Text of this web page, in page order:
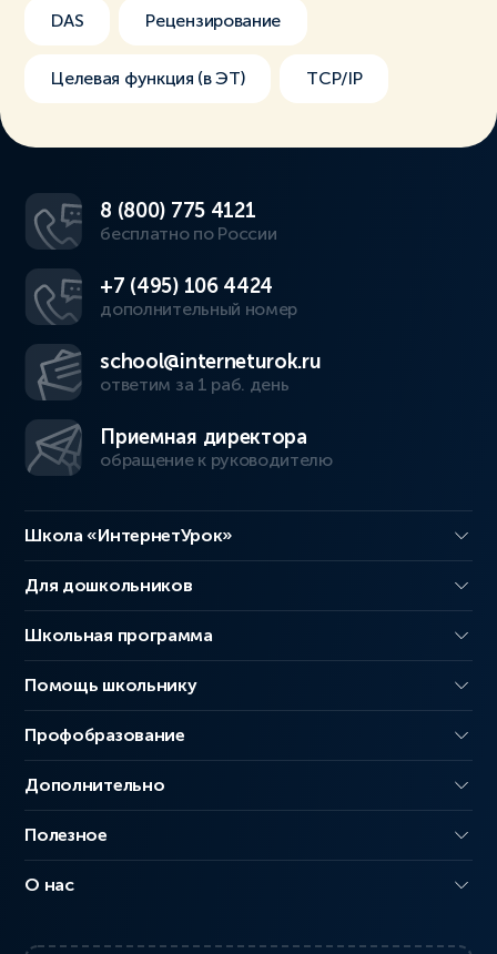
DAS Рецензирование
Целевая функция (в ЭТ) TCP/IP
8 (800) 775 4121
бесплатно по России
+7 (495) 106 4424
дополнительный номер
school@interneturok.ru
ответим за 1 раб. день
Приемная директора
обращение к руководителю
Школа «ИнтернетУрок»
Для дошкольников
Школьная программа
Помощь школьнику
Профобразование
Дополнительно
Полезное
О нас